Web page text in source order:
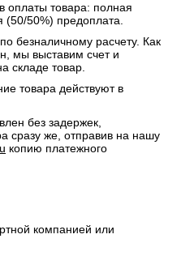
оплаты товара: полная
(50/50%) предоплата.
безналичному расчету. Как
мы выставим счет и
складе товар.
товара действуют в
без задержек,
сразу же, отправив на нашу
копию платежного
компанией или